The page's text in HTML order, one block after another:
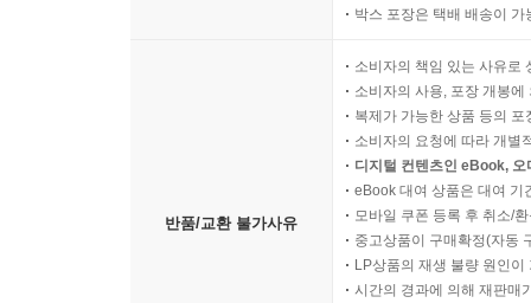
박스 포장은 택배 배송이
반품/교환 불가사유
소비자의 책임 있는 사유로
소비자의 사용, 포장 개봉
복제가 가능한 상품 등의
소비자의 요청에 따라 개별
디지털 컨텐츠인 eBook,
eBook 대여 상품은 대여 기
모바일 쿠폰 등록 후 취소/
중고상품이 구매확정(자동
LP상품의 재생 불량 원인
시간의 경과에 의해 재판매